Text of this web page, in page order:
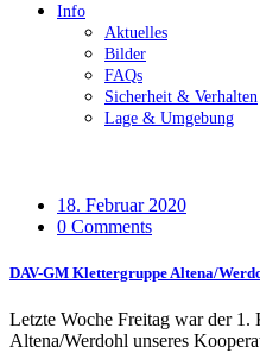
Info
Aktuelles
Bilder
FAQs
Sicherheit & Verhalten
Lage & Umgebung
18. Februar 2020
0 Comments
DAV-GM Klettergruppe Altena/
Letzte Woche Freitag war der
Altena/Werdohl unseres